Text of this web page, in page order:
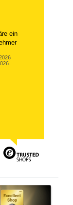
ein